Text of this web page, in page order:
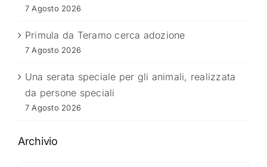
7 Agosto 2026
Primula da Teramo cerca adozione
7 Agosto 2026
Una serata speciale per gli animali, realizzata
da persone speciali
7 Agosto 2026
Archivio